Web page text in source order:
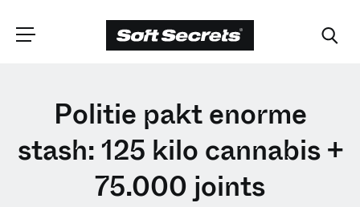
CHOOSE YOUR
LANGUAGE
Politie pakt enorme
stash: 125 kilo cannabis +
75.000 joints